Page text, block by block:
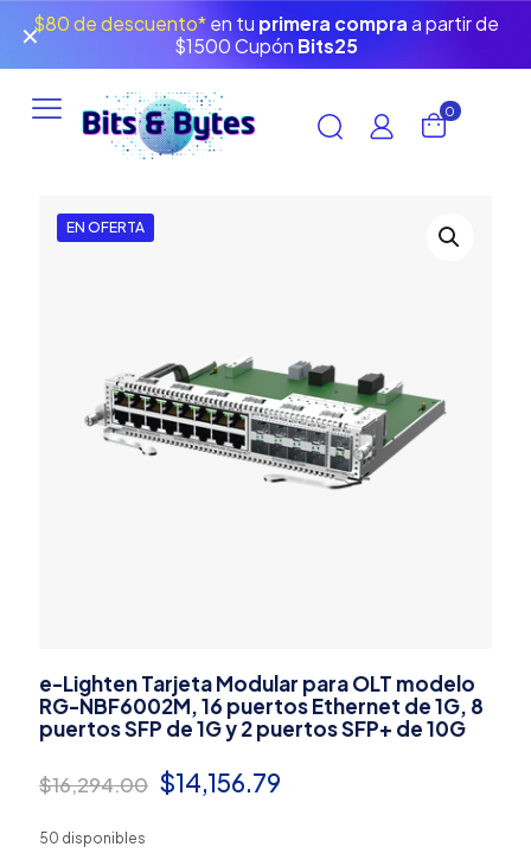
$80 de descuento*en tu primera compra a partir de
$1500 Cupón Bits25
✕
0
EN OFERTA
e-Lighten Tarjeta Modular para OLT modelo
RG-NBF6002M, 16 puertos Ethernet de 1G, 8
puertos SFP de 1G y 2 puertos SFP+ de 10G
$16,294.00 El
$14,156.79
50 disponibles